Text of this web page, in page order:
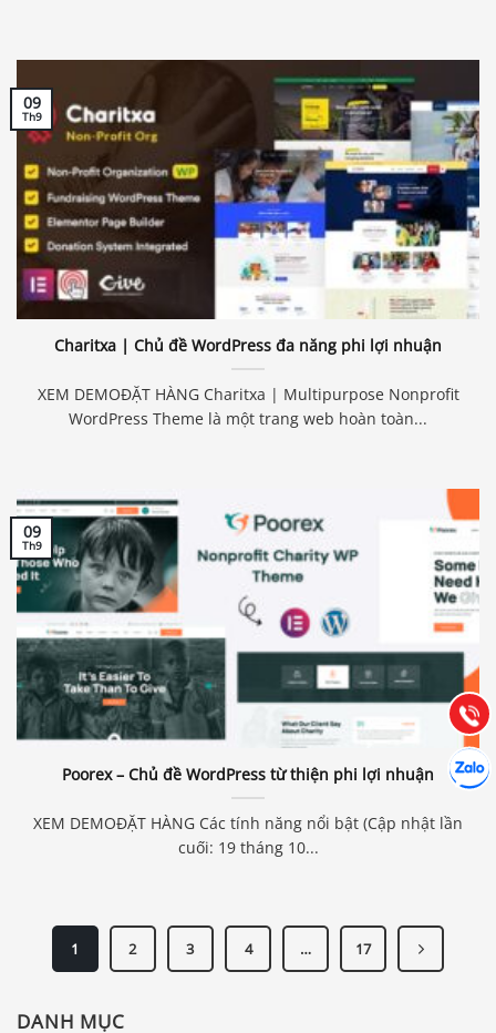
Charitxa | Chủ đề WordPress đa năng phi lợi nhuận
XEM DEMOĐẶT HÀNG Charitxa | Multipurpose Nonprofit
WordPress Theme là một trang web hoàn toàn...
09
Th9
Poorex – Chủ đề WordPress từ thiện phi lợi nhuận
XEM DEMOĐẶT HÀNG Các tính năng nổi bật (Cập nhật lần
cuối: 19 tháng 10...
09
Th9
1 2 3 4 … 17
DANH MỤC
Gọi
Báo giá & Đặt hàng:
0903.976.769
Hướng dẫn & Hỗ trợ:
(028) 22.166.144
Chát
Tư vấn